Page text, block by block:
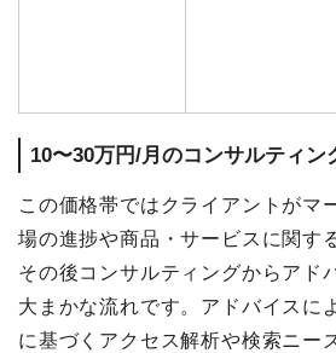
10〜30万円/月のコンサルティン
この価格帯ではクライアントがマ
場の進捗や商品・サービスに関す
その後コンサルティングからアド
大まかな流れです。アドバイスに
に基づくアクセス解析や検索ニー